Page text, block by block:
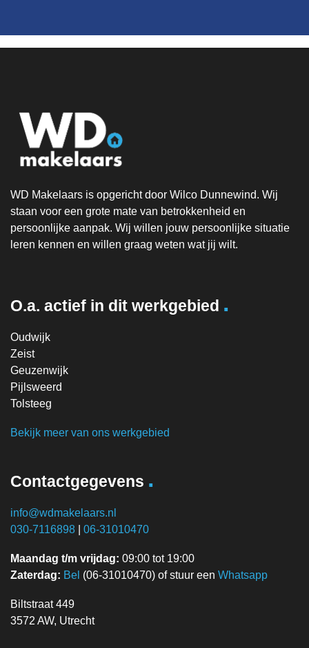
WD Makelaars is opgericht door Wilco Dunnewind. Wij
staan voor een grote mate van betrokkenheid en
persoonlijke aanpak. Wij willen jouw persoonlijke situatie
leren kennen en willen graag weten wat jij wilt.
O.a. actief in dit werkgebied .
Oudwijk
Zeist
Geuzenwijk
Pijlsweerd
Tolsteeg
Bekijk meer van ons werkgebied
Contactgegevens .
info@wdmakelaars.nl
030-7116898
06-31010470
Maandag t/m vrijdag: 09:00 tot 19:00
Zaterdag: Bel (06-31010470) of stuur een Whatsapp
Biltstraat 449
3572 AW, Utrecht